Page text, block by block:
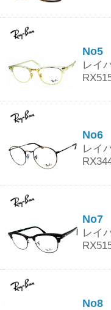
No5
レイ
No6
レイ
No7
レイ
No8